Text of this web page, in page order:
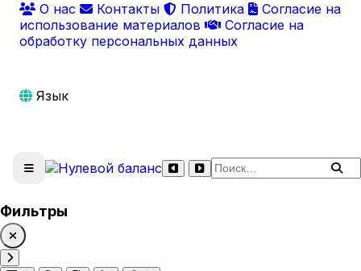
О нас
Контакты Политика
Согласие на
использование материалов
Согласие на
обработку персональных данных
Язык
Поиск по сайту
Фильтры